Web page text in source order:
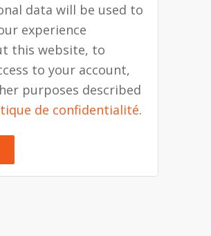
data will be used to
experience
this website, to
to your account,
purposes described
de confidentialité.